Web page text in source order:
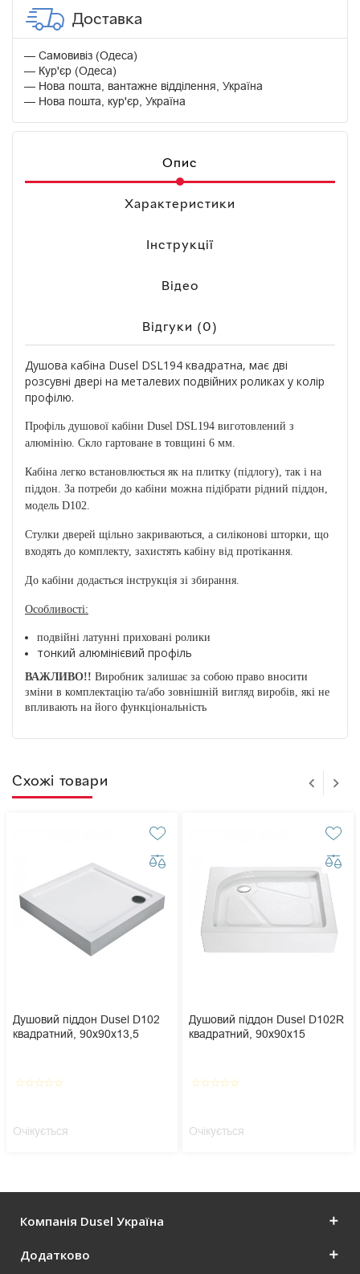
Доставка
Самовивіз (Одеса)
Кур'єр (Одеса)
Нова пошта, вантажне відділення, Україна
Нова пошта, кур'єр, Україна
Опис
Характеристики
Інструкції
Відео
Відгуки (0)
Душова кабіна Dusel DSL194 квадратна, має дві
розсувні двері на металевих подвійних роликах у колір
профілю.
Профіль душової кабіни Dusel DSL194 виготовлений з
алюмінію. Скло гартоване в товщині 6 мм.
Кабіна легко встановлюється як на плитку (підлогу), так і на
піддон. За потреби до кабіни можна підібрати рідний піддон,
модель D102.
Стулки дверей щільно закриваються, а силіконові шторки, що
входять до комплекту, захистять кабіну від протікання.
До кабіни додається інструкція зі збирання.
Особливості:
подвійні латунні приховані ролики
тонкий алюмінієвий профіль
ВАЖЛИВО!! Виробник залишає за собою право вносити
зміни в комплектацію та/або зовнішній вигляд виробів, які не
впливають на його функціональність
Схожі товари
Душовий піддон Dusel D102
квадратний, 90х90х13,5
star_borderstar_borderstar_borderstar_borderstar_border
Очікується
Душовий піддон Dusel D102R
квадратний, 90х90х15
star_borderstar_borderstar_borderstar_borderstar_border
Очікується
Компанія Dusel Україна
Додатково